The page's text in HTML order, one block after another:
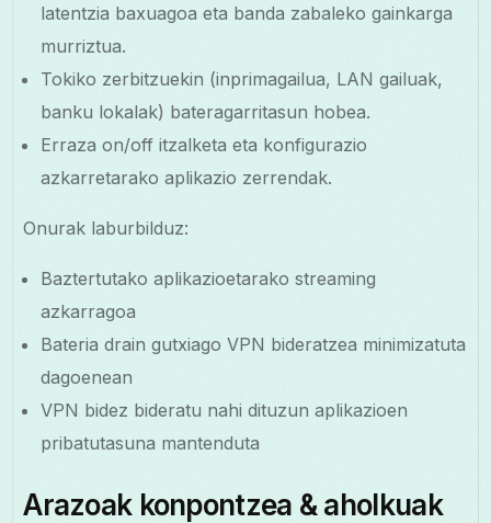
latentzia baxuagoa eta banda zabaleko gainkarga
murriztua.
Tokiko zerbitzuekin (inprimagailua, LAN gailuak,
banku lokalak) bateragarritasun hobea.
Erraza on/off itzalketa eta konfigurazio
azkarretarako aplikazio zerrendak.
Onurak laburbilduz:
Baztertutako aplikazioetarako streaming
azkarragoa
Bateria drain gutxiago VPN bideratzea minimizatuta
dagoenean
VPN bidez bideratu nahi dituzun aplikazioen
pribatutasuna mantenduta
Arazoak konpontzea & aholkuak